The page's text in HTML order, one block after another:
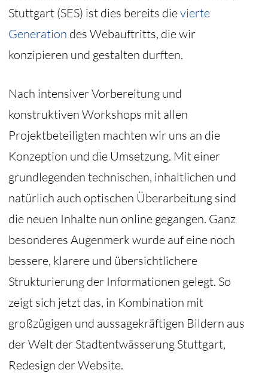
Stuttgart (SES) ist dies bereits dievierte
Generation des Webauftritts, die wir
konzipieren und gestalten durften.
Nach intensiver Vorbereitung und
konstruktiven Workshops mit allen
Projektbeteiligten machten wir uns an die
Konzeption und die Umsetzung. Mit einer
grundlegenden technischen, inhaltlichen und
natürlich auch optischen Überarbeitung sind
die neuen Inhalte nun online gegangen. Ganz
besonderes Augenmerk wurde auf eine noch
bessere, klarere und übersichtlichere
Strukturierung der Informationen gelegt. So
zeigt sich jetzt das, in Kombination mit
großzügigen und aussagekräftigen Bildern aus
der Welt der Stadtentwässerung Stuttgart,
Redesign der Website.